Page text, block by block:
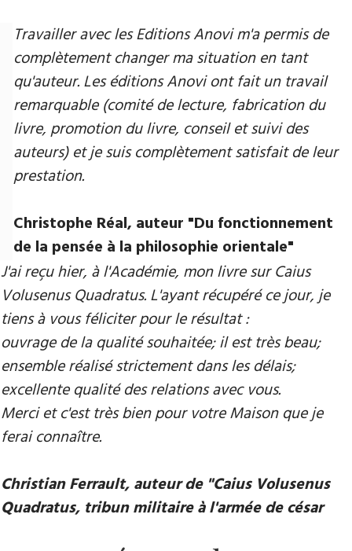
Travailler avec les Editions Anovi m'a permis de
complètement changer ma situation en tant
qu'auteur. Les éditions Anovi ont fait un travail
remarquable (comité de lecture, fabrication du
livre, promotion du livre, conseil et suivi des
auteurs) et je suis complètement satisfait de leur
prestation.
Christophe Réal, auteur ​"Du fonctionnement
de la pensée à la philosophie orientale"
J'ai reçu hier, à l'Académie, mon livre sur Caius
Volusenus Quadratus. L'ayant récupéré ce jour, je
tiens à vous féliciter pour le résultat :
ouvrage de la qualité souhaitée; il est très beau;
ensemble réalisé strictement dans les délais;
excellente qualité des relations avec vous.
Merci et c'est très bien pour votre Maison que je
ferai connaître.
Christian Ferrault, auteur de "Caius Volusenus
Quadratus, tribun militaire à l'armée de césar